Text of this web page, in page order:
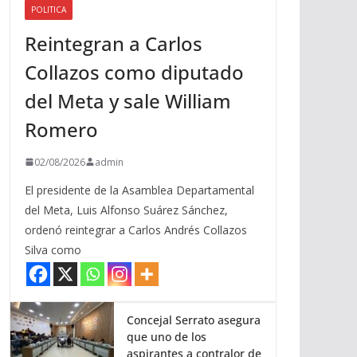
i
b
a
j
o
a
POLITICA
Reintegran a Carlos
Collazos como diputado
del Meta y sale William
Romero
02/08/2026 admin
El presidente de la Asamblea Departamental
del Meta, Luis Alfonso Suárez Sánchez,
ordenó reintegrar a Carlos Andrés Collazos
Silva como
Concejal Serrato asegura
que uno de los
aspirantes a contralor de